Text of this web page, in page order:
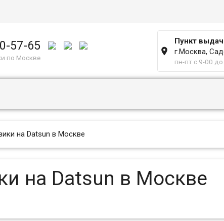
57-65
по Москве
Пункт
 г.Москва,
пн-пт с 9-00
на Datsun в Москве
на Datsun в Москве